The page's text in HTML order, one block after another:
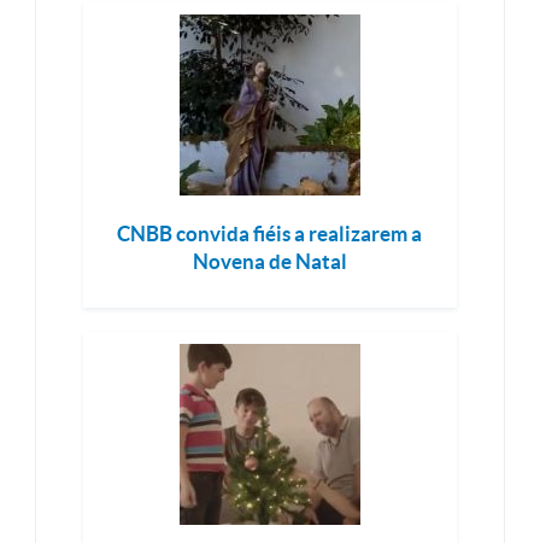
CNBB convida fiéis a realizarem a
Novena de Natal